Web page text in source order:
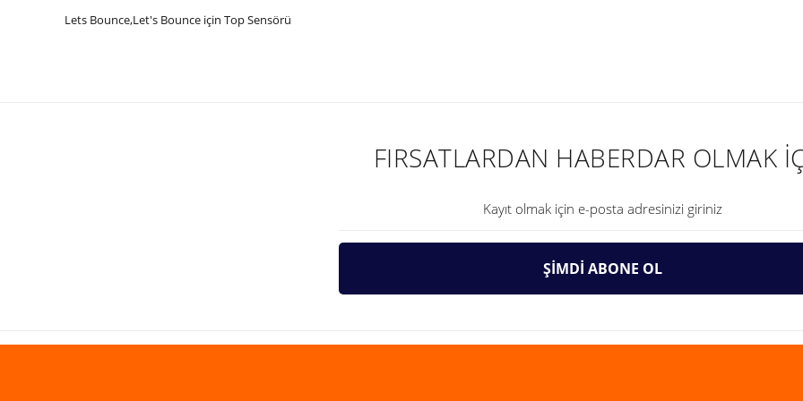
Lets Bounce,Let's Bounce için Top Sensörü
Gönder
FIRSATLARDAN HABERDAR OLMAK
ŞİMDİ ABONE OL